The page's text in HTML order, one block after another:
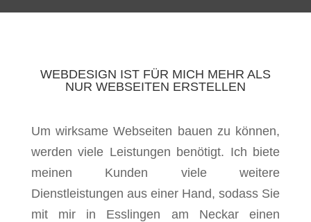
WEBDESIGN IST FÜR MICH MEHR ALS
NUR WEBSEITEN ERSTELLEN
Um wirksame Webseiten bauen zu können,
werden viele Leistungen benötigt. Ich biete
meinen Kunden viele weitere
Dienstleistungen aus einer Hand, sodass Sie
mit mir in Esslingen am Neckar einen